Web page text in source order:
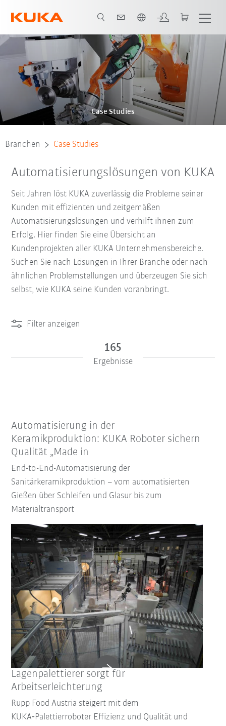
Case Studies
Branchen Case Studies
Automatisierungslösungen von KUKA
Seit Jahren löst KUKA zuverlässig die Probleme seiner
Kunden mit effizienten und zeitgemäßen
Automatisierungslösungen und verhilft ihnen zum
Erfolg. Hier finden Sie eine Übersicht an
Kundenprojekten aller KUKA Unternehmensbereiche.
Suchen Sie nach Lösungen in Ihrer Branche oder nach
ähnlichen Problemstellungen und überzeugen Sie sich
selbst, wie KUKA seine Kunden voranbringt.
Filter anzeigen
Filter zurücksetzen
165
Ergebnisse
Automatisierung in der
Keramikproduktion: KUKA Roboter sichern
Qualität „Made in
End-to-End-Automatisierung der
Sanitärkeramikproduktion – vom automatisierten
Gießen über Schleifen und Glasur bis zum
Materialtransport
Lagenpalettierer sorgt für
Arbeitserleichterung
Rupp Food Austria steigert mit dem
KUKA‑Palettierroboter Effizienz und Qualität und